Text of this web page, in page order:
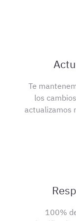
Te
los
actualizamos
100%